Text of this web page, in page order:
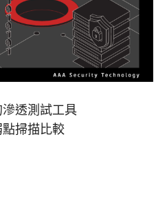
透測試工具
掃描比較